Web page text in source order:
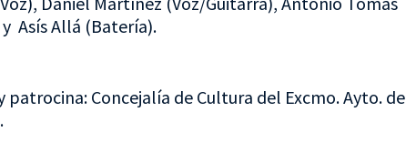
Asís Allá (Batería).
patrocina: Concejalía de Cultura del Excmo. Ayto. de